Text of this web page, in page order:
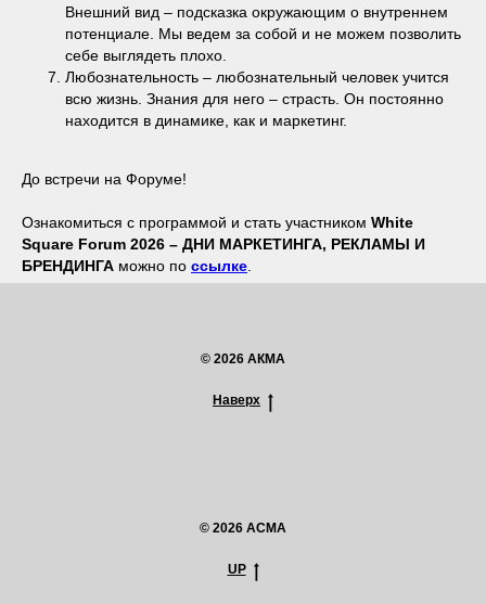
Внешний вид – подсказка окружающим о внутреннем
потенциале. Мы ведем за собой и не можем позволить
себе выглядеть плохо.
Любознательность – любознательный человек учится
всю жизнь. Знания для него – страсть. Он постоянно
находится в динамике, как и маркетинг.
До встречи на Форуме!
Ознакомиться с программой и стать участником White
Square Forum 2026 – ДНИ МАРКЕТИНГА, РЕКЛАМЫ И
БРЕНДИНГА можно по ссылке
© 2026 АКМА
Наверх
© 2026 ACMA
UP